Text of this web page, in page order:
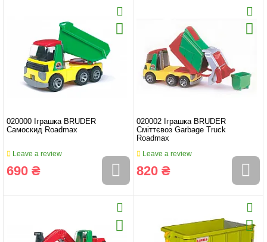
020000 Іграшка BRUDER
Самоскид Roadmax
Leave a review
690 ₴
020002 Іграшка BRUDER
Сміттєвоз Garbage Truck
Roadmax
Leave a review
820 ₴